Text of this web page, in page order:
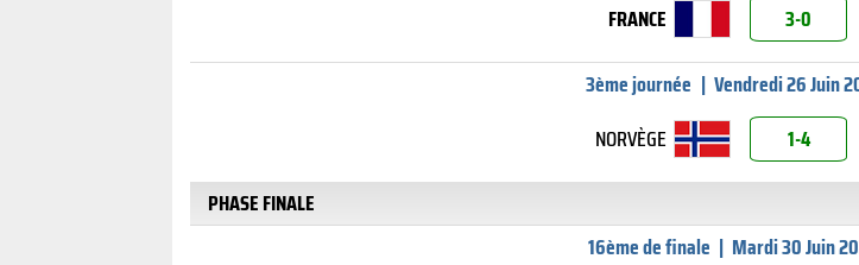
FRANCE
3-0
3ème journée | Vendredi 26 Juin
NORVÈGE
1-4
PHASE FINALE
16ème de finale | Mardi 30 Juin